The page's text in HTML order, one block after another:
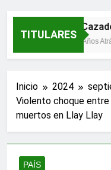
TITULARES
2 Años
Inicio 2024
Violento choque
muertos en Llay Llay
PAÍS